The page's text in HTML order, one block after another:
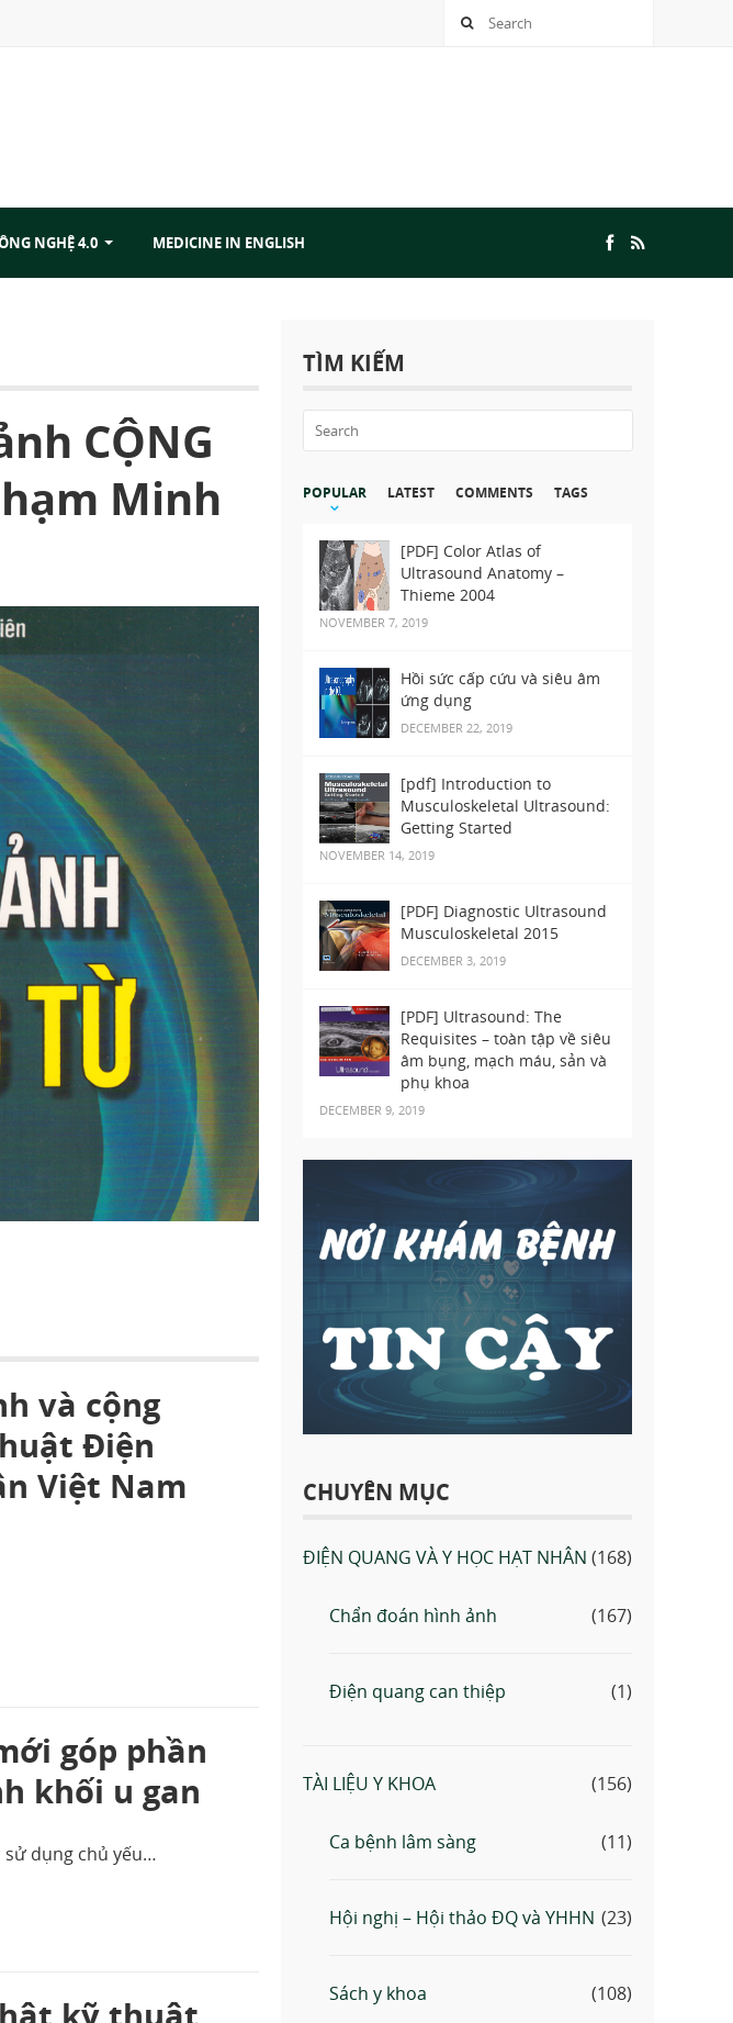
NGHỆ 4.0 MEDICINE IN ENGLISH
CỘNG
Minh
[Giới thiệu] Chẩn
HƯỞNG TỪ toàn
CHẨN ĐOÁN HÌNH ẢNH | MAY 20, 2024 |
và cộng
Điện
Việt Nam
góp phần
khối u gan
dụng chủ yếu…
TÌM KIẾM
POPULAR LATEST COMMENTS TAGS
[PDF] Color Atlas of
Ultrasound Anatomy –
Thieme 2004
NOVEMBER 7, 2019
Hồi sức cấp cứu và siêu âm
ứng dụng
DECEMBER 22, 2019
[pdf] Introduction to
Musculoskeletal Ultrasound:
Getting Started
NOVEMBER 14, 2019
[PDF] Diagnostic Ultrasound
Musculoskeletal 2015
DECEMBER 3, 2019
[PDF] Ultrasound: The
Requisites – toàn tập về siêu
âm bụng, mạch máu, sản và
phụ khoa
DECEMBER 9, 2019
CHUYÊN MỤC
ĐIỆN QUANG VÀ Y HỌC HẠT NHÂN (168)
Chẩn đoán hình ảnh (167)
Điện quang can thiệp (1)
TÀI LIỆU Y KHOA (156)
Ca bệnh lâm sàng (11)
Hội nghị – Hội thảo ĐQ và YHHN (23)
Sách y khoa (108)